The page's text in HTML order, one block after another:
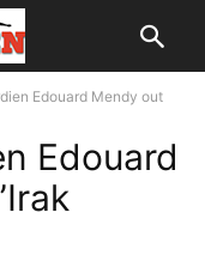
Edouard Mendy out
Edouard